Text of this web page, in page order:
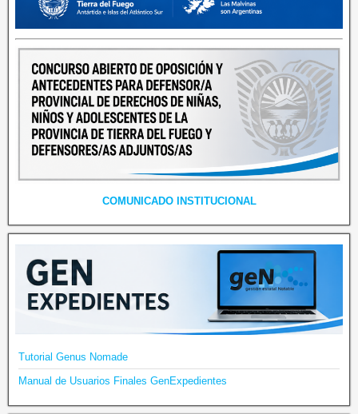
COMUNICADO INSTITUCIONAL
Tutorial Genus Nomade
Manual de Usuarios Finales GenExpedientes